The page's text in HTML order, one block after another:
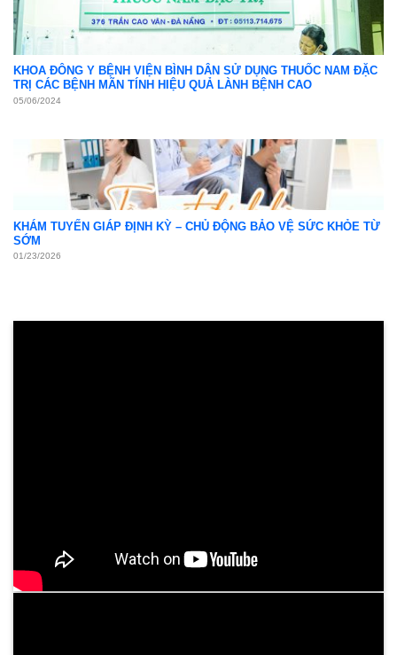
KHOA ĐÔNG Y BỆNH VIỆN BÌNH DÂN SỬ DỤNG THUỐC NAM ĐẶC
TRỊ CÁC BỆNH MÃN TÍNH HIỆU QUẢ LÀNH BỆNH CAO
05/06/2024
KHÁM TUYẾN GIÁP ĐỊNH KỲ – CHỦ ĐỘNG BẢO VỆ SỨC KHỎE TỪ
SỚM
01/23/2026